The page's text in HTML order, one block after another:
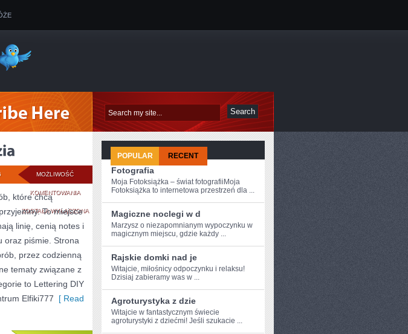
MOŻLIWOŚĆ
KOMENTOWANIAMATERIAŁY
I
NARZĘDZIA
ZOSTAŁA WYŁĄCZONA
które chcą
To miejsce
linię, cenią notes i
oraz piśmie. Strona
przez codzienną
tematy związane z
to Lettering DIY
Elfiki777 [ Read
POPULAR RECENT
Fotografia
Moja Fotoksiążka – świat fotografiiMoja
Fotoksiążka to internetowa przestrzeń dla ...
Magiczne noclegi w d
Marzysz o niezapomnianym wypoczynku w
magicznym miejscu, gdzie każdy ...
Rajskie domki nad je
Witajcie, miłośnicy odpoczynku i relaksu!⁢
Dzisiaj zabieramy​ was w ...
Agroturystyka z dzie
Witajcie w fantastycznym świecie
agroturystyki z dziećmi! Jeśli szukacie‌ ...